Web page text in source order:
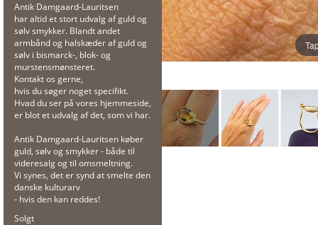
Antik Damgaard-Lauritsen
har altid et stort udvalg af guld og
sølv smykker. Blandt andet
armbånd og halskæder af guld og
sølv i bismarck-, blok- og
murstensmønsteret.
Kontakt os gerne,
hvis du søger noget specifikt.
Hvad du ser på vores hjemmeside,
er blot et udvalg af det, som vi har.
Antik Damgaard-Lauritsen køber
guld, sølv og smykker - både til
videresalg og til omsmeltning.
Vi synes, det er synd at smelte den
danske kulturarv
- hvis den kan reddes!
Solgt